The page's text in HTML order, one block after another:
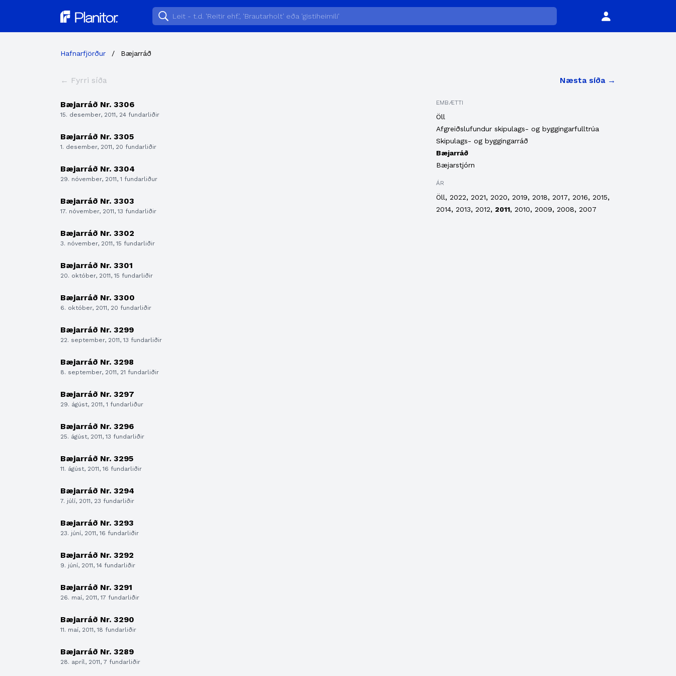
Planitor
Hafnarfjörður / Bæjarráð
← Fyrri síða Næsta síða →
EMBÆTTI
Öll
Afgreiðslufundur skipulags- og byggingarfulltrúa
Skipulags- og byggingarráð
Bæjarráð
Bæjarstjórn
ÁR
Öll, 2022, 2021, 2020, 2019, 2018, 2017, 2016, 2015,
2014, 2013, 2012, 2011, 2010, 2009, 2008, 2007
Bæjarráð Nr. 3306
15. desember, 2011, 24 fundarliðir
Bæjarráð Nr. 3305
1. desember, 2011, 20 fundarliðir
Bæjarráð Nr. 3304
29. nóvember, 2011, 1 fundarliður
Bæjarráð Nr. 3303
17. nóvember, 2011, 13 fundarliðir
Bæjarráð Nr. 3302
3. nóvember, 2011, 15 fundarliðir
Bæjarráð Nr. 3301
20. október, 2011, 15 fundarliðir
Bæjarráð Nr. 3300
6. október, 2011, 20 fundarliðir
Bæjarráð Nr. 3299
22. september, 2011, 13 fundarliðir
Bæjarráð Nr. 3298
8. september, 2011, 21 fundarliðir
Bæjarráð Nr. 3297
29. ágúst, 2011, 1 fundarliður
Bæjarráð Nr. 3296
25. ágúst, 2011, 13 fundarliðir
Bæjarráð Nr. 3295
11. ágúst, 2011, 16 fundarliðir
Bæjarráð Nr. 3294
7. júlí, 2011, 23 fundarliðir
Bæjarráð Nr. 3293
23. júní, 2011, 16 fundarliðir
Bæjarráð Nr. 3292
9. júní, 2011, 14 fundarliðir
Bæjarráð Nr. 3291
26. maí, 2011, 17 fundarliðir
Bæjarráð Nr. 3290
11. maí, 2011, 18 fundarliðir
Bæjarráð Nr. 3289
28. apríl, 2011, 7 fundarliðir